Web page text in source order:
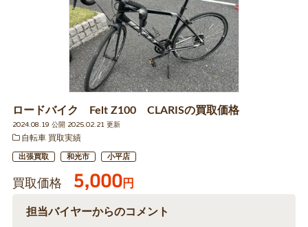
ロードバイク Felt Z100 CLARISの買取価格
2024.08.19 公開 2025.02.21 更新
自転車 買取実績
出張買取 和光市 小平店
買取価格 5,000円
担当バイヤーからのコメント